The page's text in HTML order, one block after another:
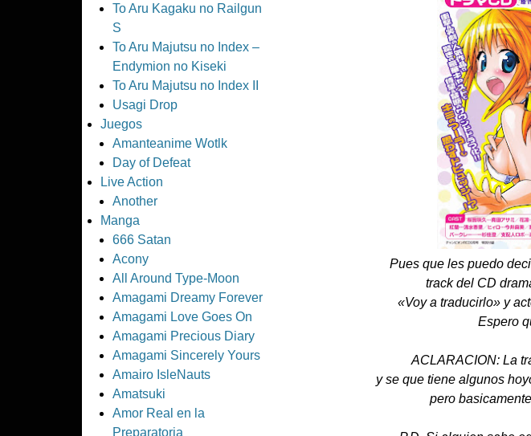
Pues que les puedo
track del CD
«Voy a traducirlo» y
Espero
ACLARACION: La
y se que tiene algunos
pero
To Aru Kagaku no Railgun
S
To Aru Majutsu no Index –
Endymion no Kiseki
To Aru Majutsu no Index II
Usagi Drop
Juegos
Amanteanime Wotlk
Day of Defeat
Live Action
Another
Manga
666 Satan
Acony
All Around Type-Moon
Amagami Dreamy Forever
Amagami Love Goes On
Amagami Precious Diary
Amagami Sincerely Yours
Amairo IsleNauts
Amatsuki
Amor Real en la
Preparatoria